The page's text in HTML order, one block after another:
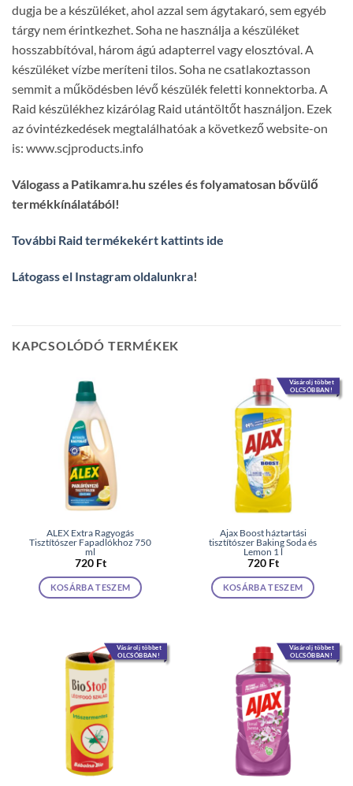
dugja be a készüléket, ahol azzal sem ágytakaró, sem egyéb
tárgy nem érintkezhet. Soha ne használja a készüléket
hosszabbítóval, három ágú adapterrel vagy elosztóval. A
készüléket vízbe meríteni tilos. Soha ne csatlakoztasson
semmit a működésben lévő készülék feletti konnektorba. A
Raid készülékhez kizárólag Raid utántöltőt használjon. Ezek
az óvintézkedések megtalálhatóak a következő website-on
is: www.scjproducts.info
Válogass a Patikamra.hu széles és folyamatosan bővülő
termékkínálatából!
További Raid termékekért kattints ide
Látogass el Instagram oldalunkra!
KAPCSOLÓDÓ TERMÉKEK
ALEX Extra Ragyogás
Tisztítószer Fapadlókhoz 750
ml
720 Ft
KOSÁRBA TESZEM
Vásárolj többet
OLCSÓBBAN!
Ajax Boost háztartási
tisztítószer Baking Soda és
Lemon 1 l
720 Ft
KOSÁRBA TESZEM
Vásárolj többet
OLCSÓBBAN!
Vásárolj többet
OLCSÓBBAN!